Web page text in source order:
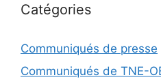
Catégories
Communiqués de presse
Communiqués de TNE-